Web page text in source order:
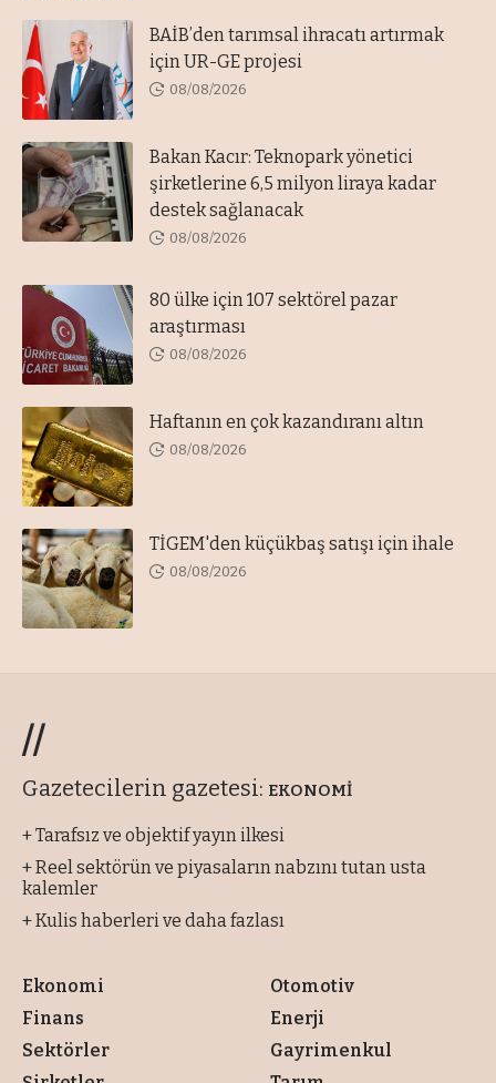
BAİB’den tarımsal ihracatı artırmak
için UR-GE projesi
08/08/2026
Bakan Kacır: Teknopark yönetici
şirketlerine 6,5 milyon liraya kadar
destek sağlanacak
08/08/2026
80 ülke için 107 sektörel pazar
araştırması
08/08/2026
Haftanın en çok kazandıranı altın
08/08/2026
TİGEM'den küçükbaş satışı için ihale
08/08/2026
//
Gazetecilerin gazetesi: EKONOMİ
+ Tarafsız ve objektif yayın ilkesi
+ Reel sektörün ve piyasaların nabzını tutan usta
kalemler
+ Kulis haberleri ve daha fazlası
Ekonomi
Finans
Sektörler
Otomotiv
Enerji
Gayrimenkul